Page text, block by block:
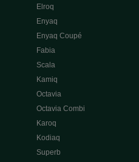
Elroq
Enyaq
Enyaq Coupé
Fabia
Scala
Kamiq
Octavia
Octavia Combi
Karoq
Kodiaq
Superb